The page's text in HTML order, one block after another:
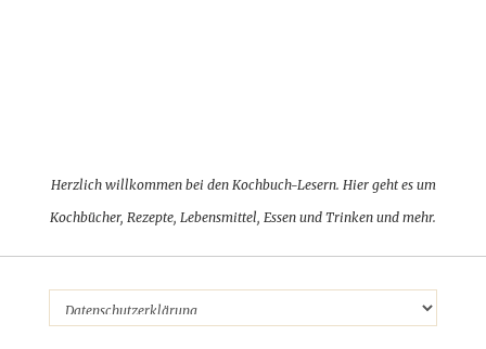
Herzlich willkommen bei den Kochbuch-Lesern. Hier geht es um
Kochbücher, Rezepte, Lebensmittel, Essen und Trinken und mehr.